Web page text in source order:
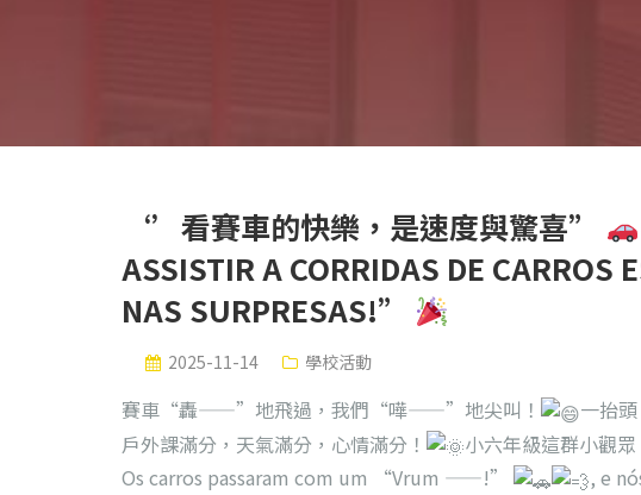
‘’看賽車的快樂，是速度與驚喜”
ASSISTIR A CORRIDAS DE CARROS
NAS SURPRESAS!”
2025-11-14 學校活動
賽車“轟——”地飛過，我們“嘩——”地尖叫！ 一抬
戶外課滿分，天氣滿分，心情滿分！
小六年級這群小觀
Os carros passaram com um “Vrum ——!”
, e